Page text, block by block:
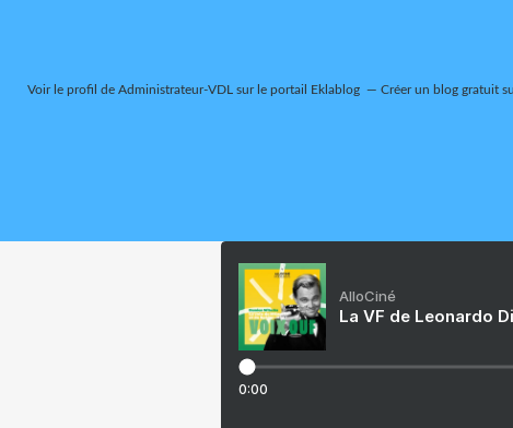
Voir le profil de Administrateur-VDL sur le portail Eklablog Créer un blog gratuit
AlloCiné
La VF de Leonardo
0:00